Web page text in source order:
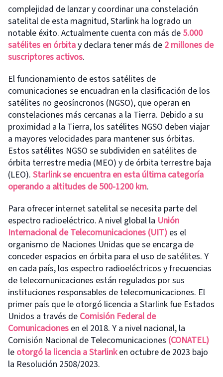
complejidad de lanzar y coordinar una constelación
satelital de esta magnitud, Starlink ha logrado un
notable éxito. Actualmente cuenta con más de 5.000
satélites en órbitay declara tener más de 2 millones de
suscriptores activos.
El funcionamiento de estos satélites de
comunicaciones se encuadran en la clasificación de los
satélites no geosíncronos (NGSO), que operan en
constelaciones más cercanas a la Tierra. Debido a su
proximidad a la Tierra, los satélites NGSO deben viajar
a mayores velocidades para mantener sus órbitas.
Estos satélites NGSO se subdividen en satélites de
órbita terrestre media (MEO) y de órbita terrestre baja
(LEO). Starlink se encuentra en esta última categoría
operando a altitudes de 500-1200 km.
Para ofrecer internet satelital se necesita parte del
espectro radioeléctrico. A nivel global la Unión
Internacional de Telecomunicaciones (UIT) es el
organismo de Naciones Unidas que se encarga de
conceder espacios en órbita para el uso de satélites. Y
en cada país, los espectro radioeléctricos y frecuencias
de telecomunicaciones están regulados por sus
instituciones responsables de telecomunicaciones. El
primer país que le otorgó licencia a Starlink fue Estados
Unidos a través de Comisión Federal de
Comunicaciones en el 2018. Y a nivel nacional, la
Comisión Nacional de Telecomunicaciones (CONATEL)
le otorgó la licencia a Starlinken octubre de 2023 bajo
la Resolución 2508/2023.